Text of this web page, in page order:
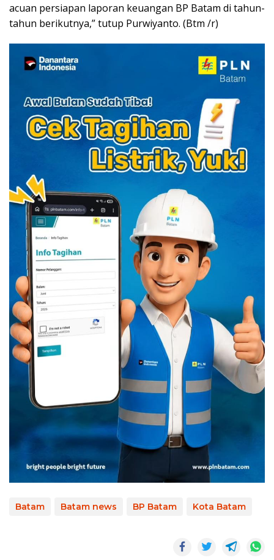
acuan persiapan laporan keuangan BP Batam di tahun-
tahun berikutnya,” tutup Purwiyanto. (Btm /r)
Batam Batam news BP Batam Kota Batam